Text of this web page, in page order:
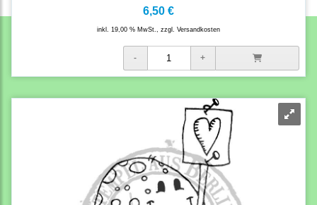
6,50 €
inkl. 19,00 % MwSt., zzgl. Versandkosten